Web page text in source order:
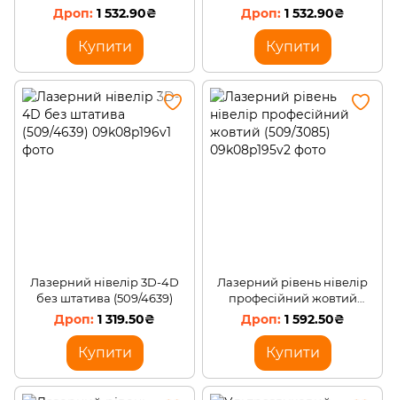
жовтий (509/3085)
1 532.90₴
Купити
синій (509/2369)
1 532.90₴
Купити
Лазерний нівелір 3D-4D
без штатива (509/4639)
1 319.50₴
Купити
Лазерний рівень нівелір
професійний жовтий
(509/3085)
1 592.50₴
Купити